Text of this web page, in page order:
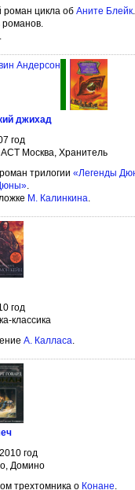
роман цикла об Аните Блейк
романов.
Андерсон
джихад
год
Москва, Хранитель
трилогии «Легенды
М. Калинкина
год
классика
А. Калласа.
год
Домино
трехтомника о Конане